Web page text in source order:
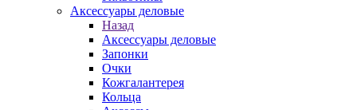
Аксессуары деловые
Назад
Аксессуары деловые
Запонки
Очки
Кожгалантерея
Кольца